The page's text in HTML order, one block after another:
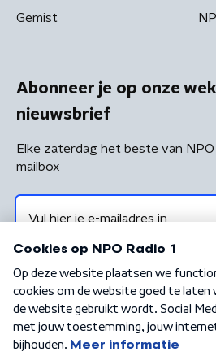
Gemist
Abonneer je op onze
nieuwsbrief
Elke zaterdag het beste van NPO
mailbox
Algemene voorwaarden